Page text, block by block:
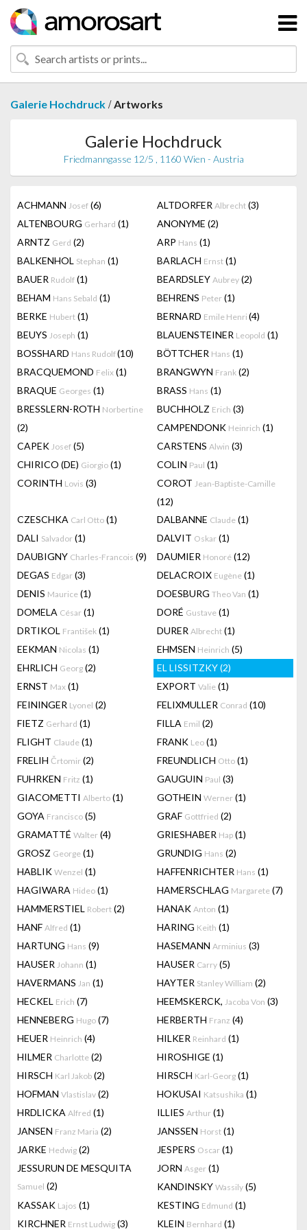
Galerie Hochdruck /Artworks
Galerie Hochdruck
Friedmanngasse 12/5 , 1160 Wien - Austria
ACHMANN Josef (6) ALTDORFER Albrecht (3)
ALTENBOURG Gerhard (1) ANONYME (2)
ARNTZ Gerd (2) ARP Hans (1)
BALKENHOL Stephan (1) BARLACH Ernst (1)
BAUER Rudolf (1) BEARDSLEY Aubrey (2)
BEHAM Hans Sebald (1) BEHRENS Peter (1)
BERKE Hubert (1) BERNARD Emile Henri (4)
BEUYS Joseph (1) BLAUENSTEINER Leopold (1)
BOSSHARD Hans Rudolf(10) BÖTTCHER Hans (1)
BRACQUEMOND Felix (1) BRANGWYN Frank (2)
BRAQUE Georges (1) BRASS Hans (1)
BRESSLERN-ROTH Norbertine
(2)
BUCHHOLZ Erich (3)
CAMPENDONK Heinrich (1)
CAPEK Josef (5) CARSTENS Alwin (3)
CHIRICO (DE) Giorgio (1) COLIN Paul (1)
CORINTH Lovis (3) COROT Jean-Baptiste-Camille
(12)
CZESCHKA Carl Otto (1) DALBANNE Claude (1)
DALI Salvador (1) DALVIT Oskar (1)
DAUBIGNY Charles-Francois (9) DAUMIER Honoré (12)
DEGAS Edgar (3) DELACROIX Eugène (1)
DENIS Maurice (1) DOESBURG Theo Van (1)
DOMELA César (1) DORÉ Gustave (1)
DRTIKOL František (1) DURER Albrecht (1)
EEKMAN Nicolas (1) EHMSEN Heinrich (5)
EHRLICH Georg (2) EL LISSITZKY(2)
ERNST Max (1) EXPORT Valie (1)
FEININGER Lyonel (2) FELIXMULLER Conrad (10)
FIETZ Gerhard (1) FILLA Emil (2)
FLIGHT Claude (1) FRANK Leo (1)
FRELIH Črtomir (2) FREUNDLICH Otto (1)
FUHRKEN Fritz (1) GAUGUIN Paul (3)
GIACOMETTI Alberto (1) GOTHEIN Werner (1)
GOYA Francisco (5) GRAF Gottfried (2)
GRAMATTÉ Walter (4) GRIESHABER Hap (1)
GROSZ George (1) GRUNDIG Hans (2)
HABLIK Wenzel (1) HAFFENRICHTER Hans (1)
HAGIWARA Hideo (1) HAMERSCHLAG Margarete (7)
HAMMERSTIEL Robert (2) HANAK Anton (1)
HANF Alfred (1) HARING Keith (1)
HARTUNG Hans (9) HASEMANN Arminius (3)
HAUSER Johann (1) HAUSER Carry (5)
HAVERMANS Jan (1) HAYTER Stanley William (2)
HECKEL Erich (7) HEEMSKERCK, Jacoba Von (3)
HENNEBERG Hugo (7) HERBERTH Franz (4)
HEUER Heinrich (4) HILKER Reinhard (1)
HILMER Charlotte (2) HIROSHIGE (1)
HIRSCH Karl Jakob (2) HIRSCH Karl-Georg (1)
HOFMAN Vlastislav (2) HOKUSAI Katsushika (1)
HRDLICKA Alfred (1) ILLIES Arthur (1)
JANSEN Franz Maria (2) JANSSEN Horst (1)
JARKE Hedwig (2) JESPERS Oscar (1)
JESSURUN DE MESQUITA
Samuel (2)
JORN Asger (1)
KANDINSKY Wassily (5)
KASSAK Lajos (1) KESTING Edmund (1)
KIRCHNER Ernst Ludwig (3) KLEIN Bernhard (1)